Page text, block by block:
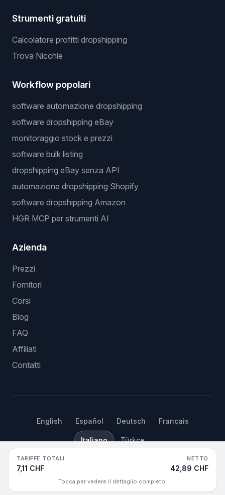
TARIFFE TOTALI
7,11 CHF
NETTO
42,89 CHF
Tocca per vedere il dettaglio completo.
Strumenti gratuiti
Calcolatore profitti dropshipping
Trova Nicchie
Workflow popolari
software automazione dropshipping
software dropshipping eBay
monitoraggio stock e prezzi
software bulk listing
dropshipping eBay senza API
automazione dropshipping Shopify
software dropshipping Amazon
HGR MCP per strumenti AI
Azienda
Prezzi
Fornitori
Corsi
Blog
FAQ
Affiliati
Contatti
English Español Deutsch Français
Italiano Türkçe
©2026 Tutti i diritti riservati.